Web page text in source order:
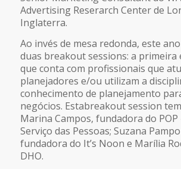
Advertising Reserarch Center de
Inglaterra.
Ao invés de mesa redonda, este
duas breakout sessions: a primeira
que conta com profissionais que
planejadores e/ou utilizam a
conhecimento de planejamento
negócios. Estabreakout session
Marina Campos, fundadora do POP
Serviço das Pessoas; Suzana
fundadora do It’s Noon e Marília
DHO.